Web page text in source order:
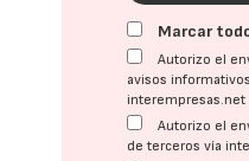
Marcar
Autorizo el
avisos
interempresas.net
Autorizo el
de terceros vía